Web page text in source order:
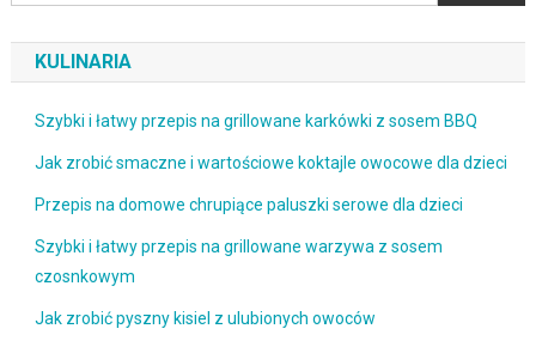
KULINARIA
Szybki i łatwy przepis na grillowane karkówki z sosem BBQ
Jak zrobić smaczne i wartościowe koktajle owocowe dla dzieci
Przepis na domowe chrupiące paluszki serowe dla dzieci
Szybki i łatwy przepis na grillowane warzywa z sosem
czosnkowym
Jak zrobić pyszny kisiel z ulubionych owoców